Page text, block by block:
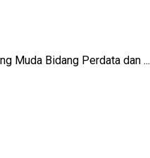
Muda Bidang Perdata dan ...